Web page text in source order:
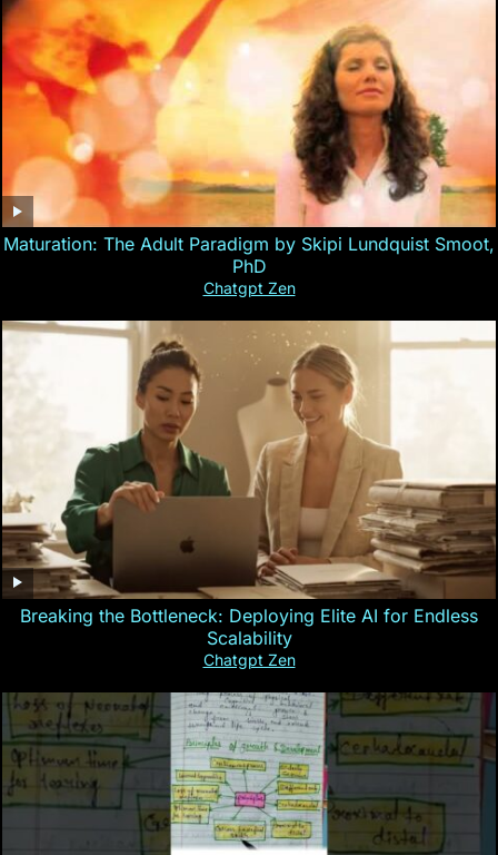
Maturation: The Adult Paradigm by Skipi Lundquist Smoot,
PhD
Chatgpt Zen
Breaking the Bottleneck: Deploying Elite AI for Endless
Scalability
Chatgpt Zen